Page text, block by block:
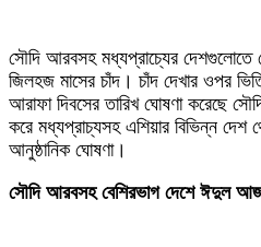
সৌদি আরবসহ মধ্যপ্রাচ্যের দেশগুলোতে
জিলহজ মাসের চাঁদ। চাঁদ দেখার ওপর
আরাফা দিবসের তারিখ ঘোষণা করেছে
করে মধ্যপ্রাচ্যসহ এশিয়ার বিভিন্ন
আনুষ্ঠানিক ঘোষণা।
সৌদি আরবসহ বেশিরভাগ দেশে ঈদুল